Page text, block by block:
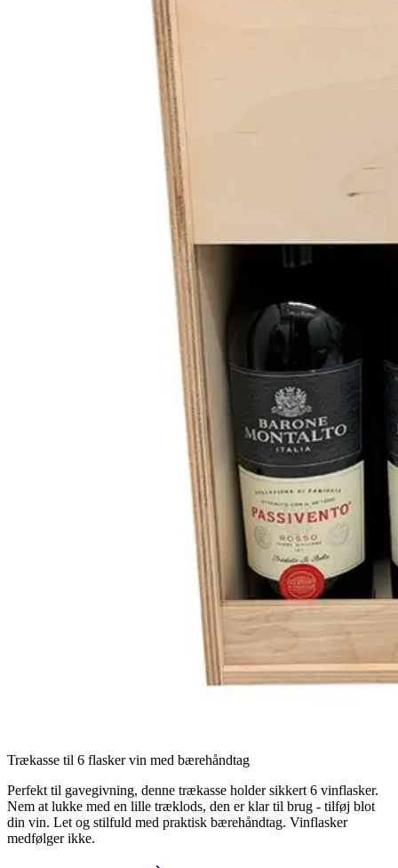
Trækasse til 6 flasker vin med bærehåndtag
Perfekt til gavegivning, denne trækasse holder sikkert 6 vinflasker.
Nem at lukke med en lille træklods, den er klar til brug - tilføj blot
din vin. Let og stilfuld med praktisk bærehåndtag. Vinflasker
medfølger ikke.